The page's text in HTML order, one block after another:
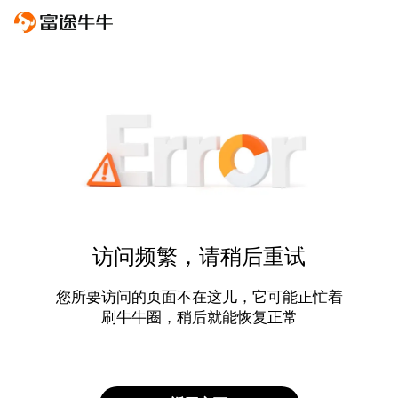
访问频繁，请稍后重试
您所要访问的页面不在这儿，它可能正忙着
刷牛牛圈，稍后就能恢复正常